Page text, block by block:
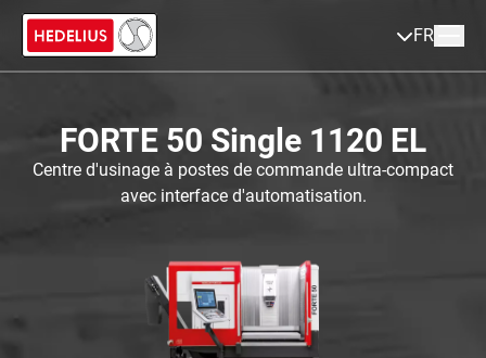
FR
FORTE 50 Single 1120 EL
Centre d'usinage à postes de commande ultra-compact
avec interface d'automatisation.